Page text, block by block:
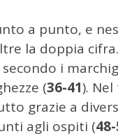
a punto, e
la doppia
i
(36-41).
grazie a
agli ospiti (